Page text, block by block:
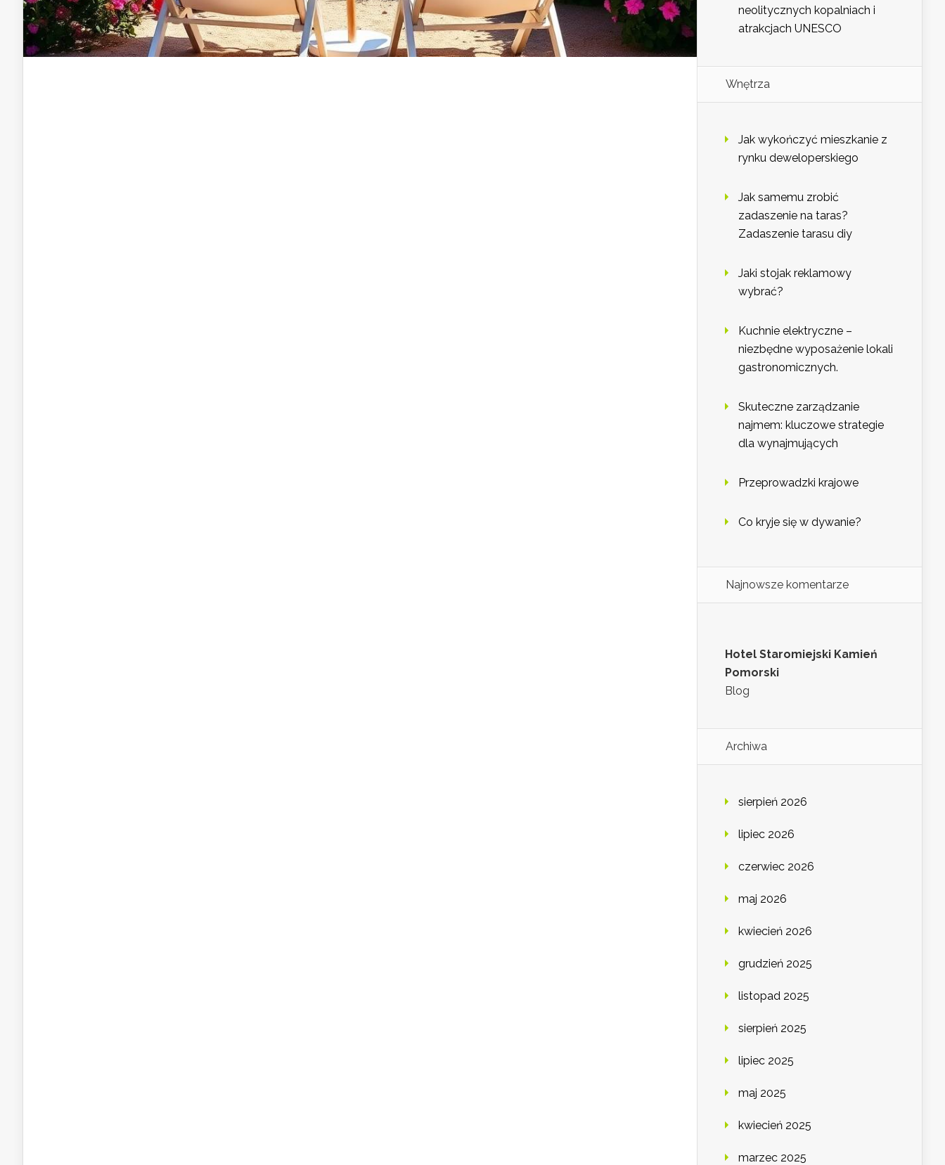
neolitycznych kopalniach i
atrakcjach UNESCO
Wnętrza
Jak wykończyć mieszkanie z
rynku deweloperskiego
Jak samemu zrobić
zadaszenie na taras?
Zadaszenie tarasu diy
Jaki stojak reklamowy
wybrać?
Kuchnie elektryczne –
niezbędne wyposażenie lokali
gastronomicznych.
Skuteczne zarządzanie
najmem: kluczowe strategie
dla wynajmujących
Przeprowadzki krajowe
Co kryje się w dywanie?
Najnowsze komentarze
Hotel Staromiejski Kamień
Pomorski
Blog
Archiwa
sierpień 2026
lipiec 2026
czerwiec 2026
maj 2026
kwiecień 2026
grudzień 2025
listopad 2025
sierpień 2025
lipiec 2025
maj 2025
kwiecień 2025
marzec 2025